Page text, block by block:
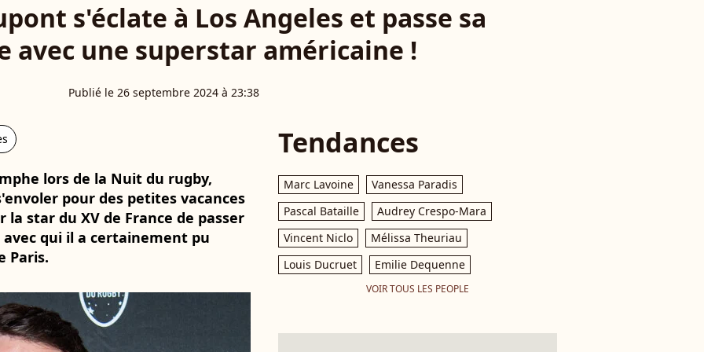
s'éclate à Los Angeles et passe sa
avec une superstar américaine !
Publié le 26 septembre 2024 à 23:38
lors de la Nuit du rugby,
pour des petites vacances
la star du XV de France de passer
qui il a certainement pu
Paris.
Tendances
Marc Lavoine
Vanessa Paradis
Pascal Bataille
Audrey Crespo-Mara
Vincent Niclo
Mélissa Theuriau
Louis Ducruet
Emilie Dequenne
VOIR TOUS LES PEOPLE